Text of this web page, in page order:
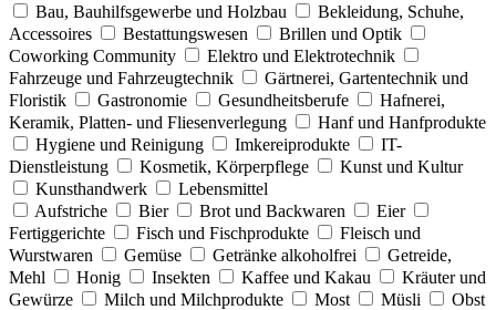
Bau, Bauhilfsgewerbe und Holzbau
Bekleidung, Schuhe,
Accessoires
Bestattungswesen
Brillen und Optik
Coworking Community
Elektro und Elektrotechnik
Fahrzeuge und Fahrzeugtechnik
Gärtnerei, Gartentechnik und
Floristik
Gastronomie Gesundheitsberufe
Hafnerei,
Keramik, Platten- und Fliesenverlegung
Hanf und Hanfprodukte
Hygiene und Reinigung
Imkereiprodukte
IT-
Dienstleistung
Kosmetik, Körperpflege
Kunst und Kultur
Kunsthandwerk
Lebensmittel
Aufstriche
Bier Brot und Backwaren
Eier
Fertiggerichte
Fisch und Fischprodukte
Fleisch und
Wurstwaren
Gemüse Getränke alkoholfrei
Getreide,
Mehl
Honig Insekten Kaffee und Kakau
Kräuter und
Gewürze
Milch und Milchprodukte Most Müsli
Obst